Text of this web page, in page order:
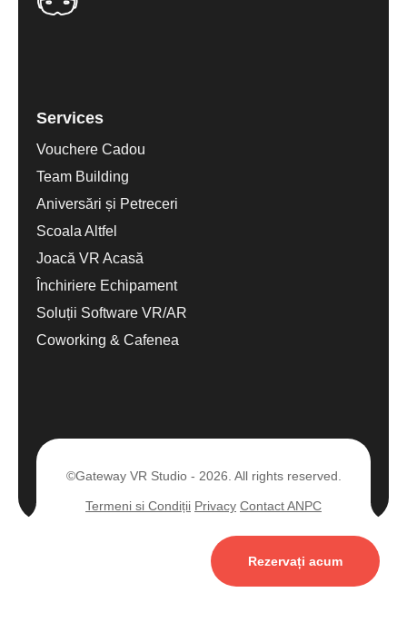
Services
Vouchere Cadou
Team Building
Aniversări și Petreceri
Scoala Altfel
Joacă VR Acasă
Închiriere Echipament
Soluții Software VR/AR
Coworking & Cafenea
©Gateway VR Studio - 2026. All rights reserved.
Termeni si Condiții Privacy Contact ANPC
Rezervați acum